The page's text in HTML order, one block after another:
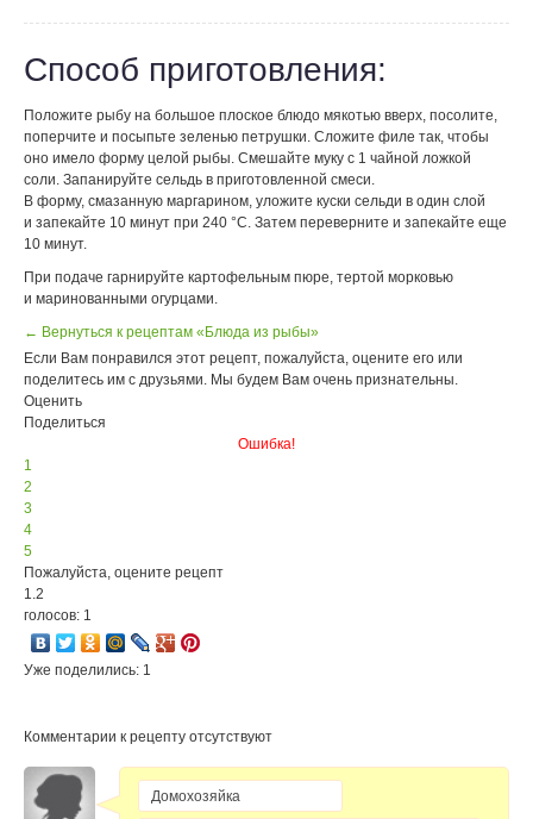
Способ приготовления:
Положите рыбу на большое плоское блюдо мякотью вверх, посолите,
поперчите и посыпьте зеленью петрушки. Сложите филе так, чтобы
оно имело форму целой рыбы. Смешайте муку с 1 чайной ложкой
соли. Запанируйте сельдь в приготовленной смеси.
В форму, смазанную маргарином, уложите куски сельди в один слой
и запекайте 10 минут при 240 °С. Затем переверните и запекайте еще
10 минут.
При подаче гарнируйте картофельным пюре, тертой морковью
и маринованными огурцами.
← Вернуться к рецептам «Блюда из рыбы»
Если Вам понравился этот рецепт, пожалуйста, оцените его или
поделитесь им с друзьями. Мы будем Вам очень признательны.
Оценить
Поделиться
Ошибка!
1
2
3
4
5
Пожалуйста, оцените рецепт
1.2
голосов: 1
Уже поделились: 1
Комментарии к рецепту отсутствуют